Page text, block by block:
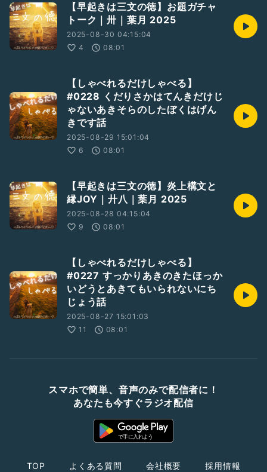
【早起きは三文の徳】お題ガチャ
トーク｜卅｜葉月 2025
2025-08-30 04:15:04
4
08:01
【しゃべれるだけしゃべる】
#0228 くだりさかはてんきだけじ
ゃないあきそらのしたぼくはげん
きです話
2025-08-29 15:01:04
6
08:01
【早起きは三文の徳】炎上構文と
縁JOY｜廾八｜葉月 2025
2025-08-28 04:15:04
9
08:01
【しゃべれるだけしゃべる】
#0227 すっかりあきのきたほっか
いどうとあきてもいられないにち
じょう話
2025-08-27 15:01:03
11
08:01
スマホで簡単、音声のみで配信者に！
あなたも今すぐラジオ配信
TOP よくある質問 会社概要 採用情報